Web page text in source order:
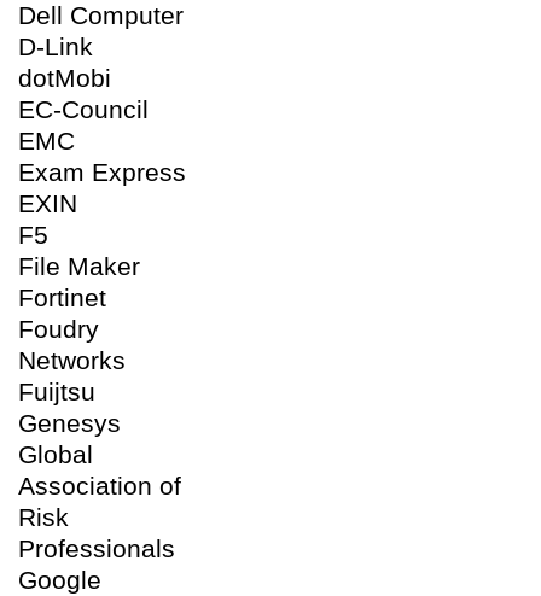
Dell Computer
D-Link
dotMobi
EC-Council
EMC
Exam Express
EXIN
F5
File Maker
Fortinet
Foudry
Networks
Fuijtsu
Genesys
Global
Association of
Risk
Professionals
Google